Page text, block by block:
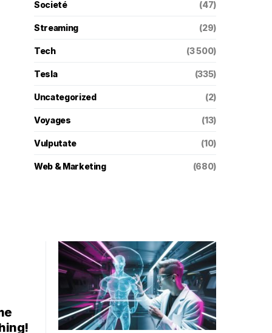
Societé (47)
Streaming (29)
Tech (3 500)
Tesla (335)
Uncategorized (2)
Voyages (13)
Vulputate (10)
Web & Marketing (680)